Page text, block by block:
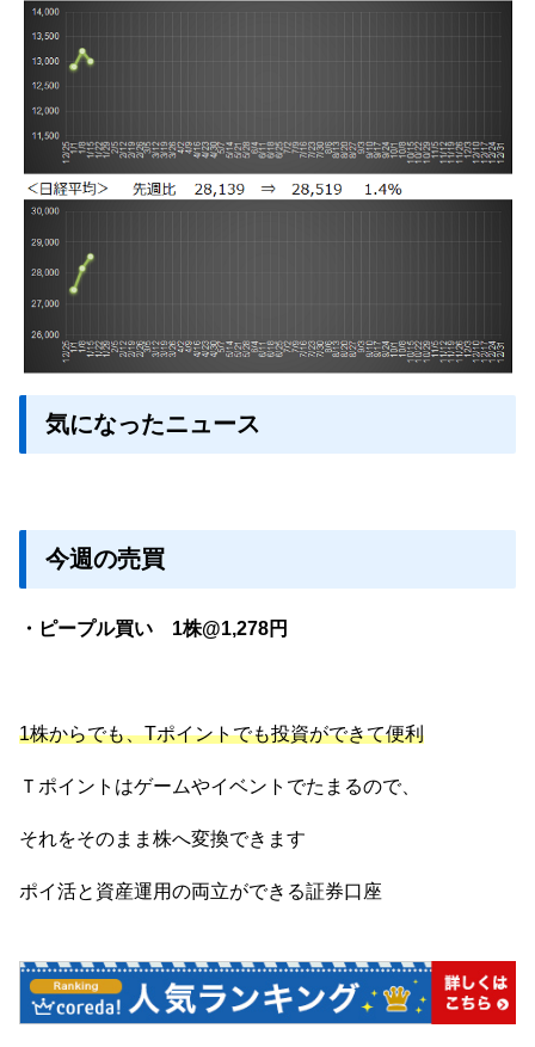
気になったニュース
今週の売買
・ピープル買い 1株@1,278円
1株からでも、Tポイントでも投資ができて便利
Ｔポイントはゲームやイベントでたまるので、
それをそのまま株へ変換できます
ポイ活と資産運用の両立ができる証券口座